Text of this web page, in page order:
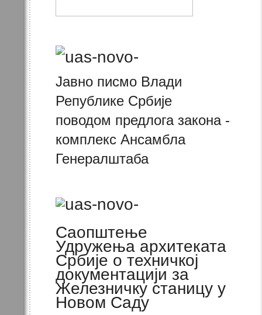
Јавно писмо Влади
Републике Србије
поводом предлога закона -
комплекс Ансамбла
Генералштаба
Саопштење
Удружења архитеката
Србије о техничкој
документацији за
Железничку станицу у
Новом Саду